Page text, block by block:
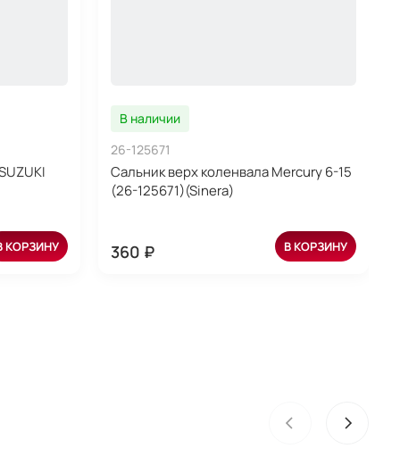
КОРЗИНУ
В наличии
26-125671
Сальник верх коленвала Mercury 6-15
(26-125671)(Sinera)
360 ₽ В КОРЗИНУ